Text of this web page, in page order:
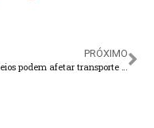
PRÓXIMO
Bloqueios podem afetar transporte de oxigênio para hospitais